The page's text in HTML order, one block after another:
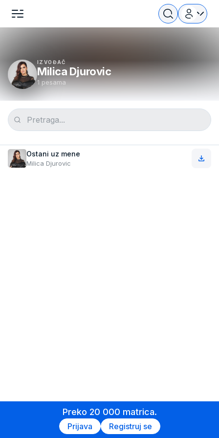
IZVOĐAČ
Milica Djurovic
1 pesama
Ostani uz mene
Milica Djurovic
Preko 20 000 matrica.
Prijava Registruj se